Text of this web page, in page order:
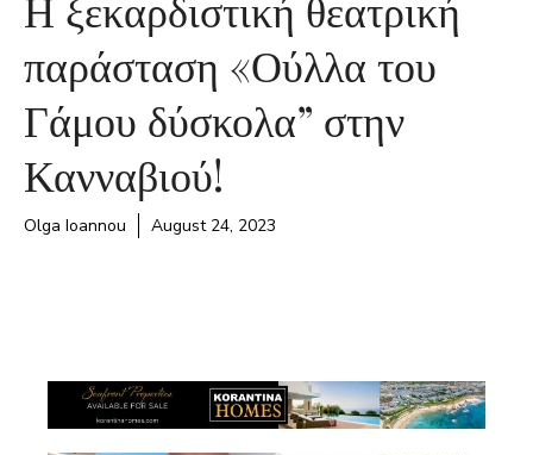
παράσταση «Ούλλα του
Γάμου δύσκολα” στην
Κανναβιού!
Olga Ioannou August 24, 2023